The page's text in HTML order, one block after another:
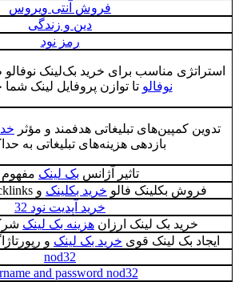
فروش آنتی ویروس
دین و زندگی
رمز نود
استراتژی مناسب برای خرید بک‌لینک
نوفالو تا توازن پروفایل لینک
تدوین کمپین‌های تبلیغاتی هدفمند و مؤثر
بازدهی هزینه‌های تبلیغاتی به
تاثیر آژانس بک لینک مفهوم ceo
فروش بکلینک فالو خرید بکلینک و backlinks بازدید خارجی
خرید آپدیت نود 32
خرید بک لینک ارزان هزینه بک لینک
ایجاد بک لینک قوی خرید بک لینک و
nod32
and password nod32